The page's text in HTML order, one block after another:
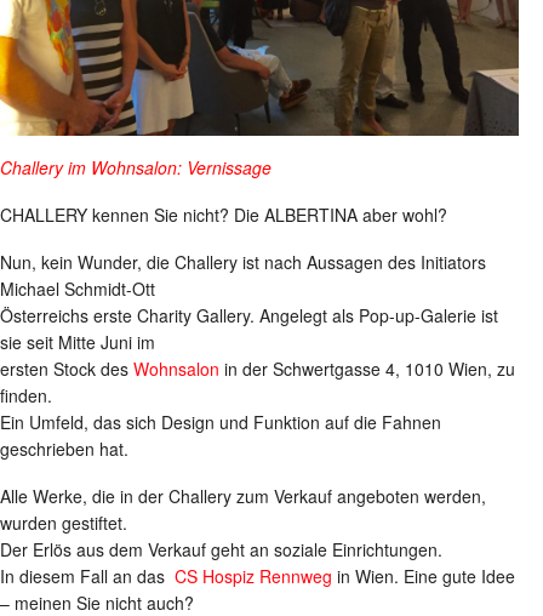
Challery im Wohnsalon: Vernissage
CHALLERY kennen Sie nicht? Die ALBERTINA aber wohl?
Nun, kein Wunder, die Challery ist nach Aussagen des Initiators
Michael Schmidt-Ott
Österreichs erste Charity Gallery. Angelegt als Pop-up-Galerie ist
sie seit Mitte Juni im
ersten Stock des Wohnsalon in der Schwertgasse 4, 1010 Wien, zu
finden.
Ein Umfeld, das sich Design und Funktion auf die Fahnen
geschrieben hat.
Alle Werke, die in der Challery zum Verkauf angeboten werden,
wurden gestiftet.
Der Erlös aus dem Verkauf geht an soziale Einrichtungen.
In diesem Fall an das CS Hospiz Rennweg in Wien. Eine gute Idee
– meinen Sie nicht auch?